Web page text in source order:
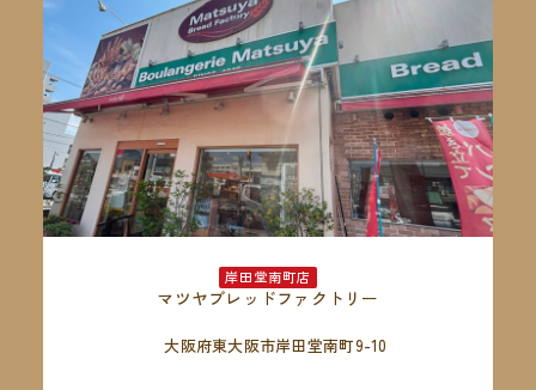
岸田堂南町店
マツヤブレッドファクトリー
大阪府東大阪市岸田堂南町9-10